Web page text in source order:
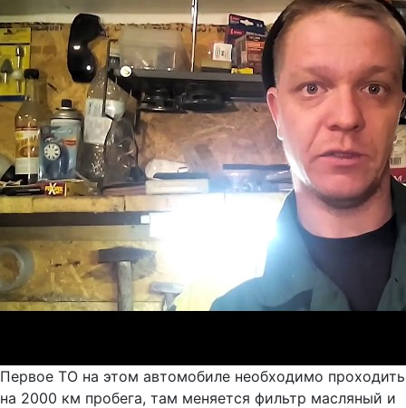
Первое ТО на этом автомобиле необходимо проходить
на 2000 км пробега, там меняется фильтр масляный и